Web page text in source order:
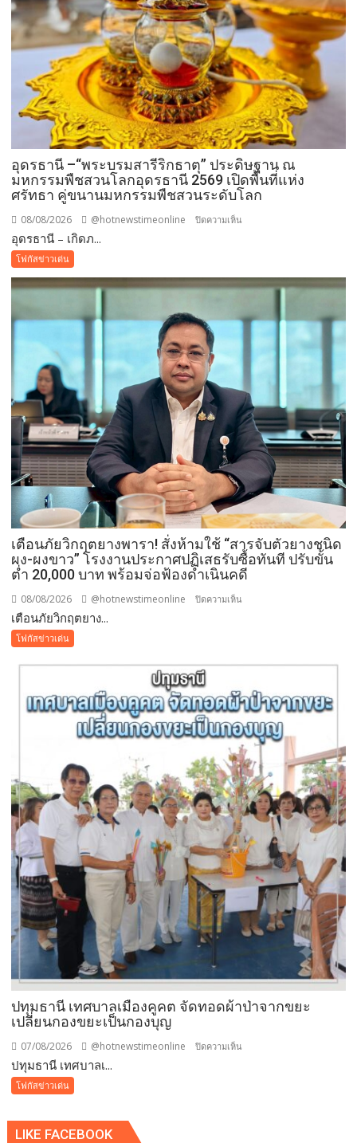
อุดรธานี –“พระบรมสารีริกธาตุ” ประดิษฐาน ณ
มหกรรมพืชสวนโลกอุดรธานี 2569 เปิดพื้นที่แห่ง
ศรัทธา คู่ขนานมหกรรมพืชสวนระดับโลก
08/08/2026 @hotnewstimeonline ปิดความเห็น
ประดิษฐาน
มหกรรม
สวน
อุดรธานี
2569
เปิด
พื้นที่
ศรัทธา
คู่
ขนาน
พืช
สวน
อุดรธานี – เกิดภ...
โฟกัสข่าวเด่น
เตือนภัยวิกฤตยางพารา! สั่งห้ามใช้ “สารจับตัวยางชนิด
ผง-ผงขาว” โรงงานประกาศปฏิเสธรับซื้อทันที ปรับขั้น
ต่ำ 20,000 บาท พร้อมจ่อฟ้องดำเนินคดี
08/08/2026 @hotnewstimeonline ปิดความเห็น
ยางพารา!
ห้าม
ใช้
“สาร
จับ
ตัว
ยาง
ชนิด
ผง-
ผงขาว”
โรงงาน
ประกาศ
ปฏิเสธ
รับ
ซื้อ
ขั้น
ต่ำ
เตือนภัยวิกฤตยาง...
โฟกัสข่าวเด่น
ปทุมธานี เทศบาลเมืองคูคต จัดทอดผ้าป่าจากขยะ
เปลี่ยนกองขยะเป็นกองบุญ
07/08/2026 @hotnewstimeonline ปิดความเห็น
ปทุมธานี เทศบาลเ...
โฟกัสข่าวเด่น
LIKE FACEBOOK